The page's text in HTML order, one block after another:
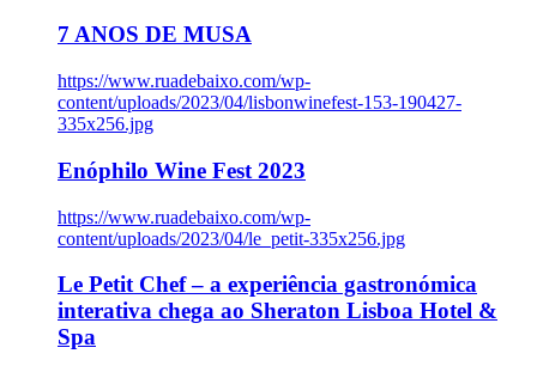
7 ANOS DE MUSA
https://www.ruadebaixo.com/wp-
content/uploads/2023/04/lisbonwinefest-153-190427-
335x256.jpg
Enóphilo Wine Fest 2023
https://www.ruadebaixo.com/wp-
content/uploads/2023/04/le_petit-335x256.jpg
Le Petit Chef – a experiência gastronómica
interativa chega ao Sheraton Lisboa Hotel &
Spa